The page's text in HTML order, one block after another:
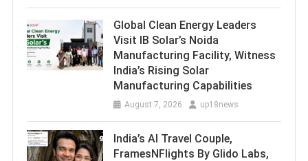
Global Clean Energy Leaders
Visit IB Solar’s Noida
Manufacturing Facility, Witness
India’s Rising Solar
Manufacturing Capabilities
August 7, 2026 up18news
India’s AI Travel Couple,
FramesNFlights By Glido Labs,